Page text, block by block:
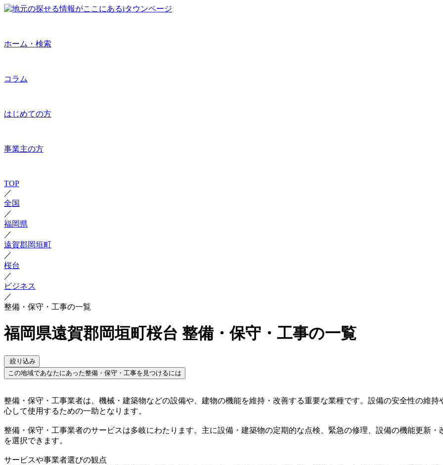
ホーム・検索
コラム
はじめての方
事業主の方
TOP
／
全国
／
福岡県
／
遠賀郡岡垣町
／
桜台
／
ビジネス
／
整備・保守・工事の一覧
福岡県遠賀郡岡垣町桜台 整備・保守・工事の一覧
絞り込み
この地域であなたにあった整備・保守・工事を見つけるには
整備・保守・工事業者は、機械・建築物などの設備や、建物の機能を維持・改善する重要な業種です。設備の安全性の維
心して使用するための一助となります。
整備・保守・工事業者のサービスは多岐にわたります。主に設備・建築物の定期的な点検、緊急の修理、設備の機能更新
を選択できます。
サービスや事業者選びの観点